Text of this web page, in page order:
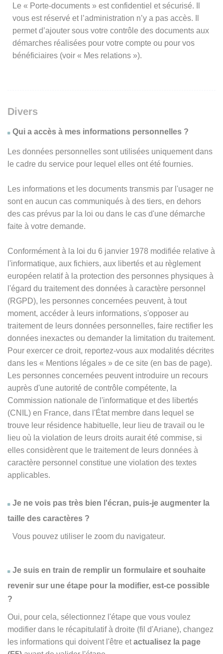
Le « Porte-documents » est confidentiel et sécurisé. Il
vous est réservé et l’administration n’y a pas accès. Il
permet d’ajouter sous votre contrôle des documents aux
démarches réalisées pour votre compte ou pour vos
bénéficiaires (voir « Mes relations »).
Divers
Qui a accès à mes informations personnelles ?
Les données personnelles sont utilisées uniquement dans
le cadre du service pour lequel elles ont été fournies.
Les informations et les documents transmis par l'usager ne
sont en aucun cas communiqués à des tiers, en dehors
des cas prévus par la loi ou dans le cas d'une démarche
faite à votre demande.
Conformément à la loi du 6 janvier 1978 modifiée relative à
l'informatique, aux fichiers, aux libertés et au règlement
européen relatif à la protection des personnes physiques à
l'égard du traitement des données à caractère personnel
(RGPD), les personnes concernées peuvent, à tout
moment, accéder à leurs informations, s'opposer au
traitement de leurs données personnelles, faire rectifier les
données inexactes ou demander la limitation du traitement.
Pour exercer ce droit, reportez-vous aux modalités décrites
dans les « Mentions légales » de ce site (en bas de page).
Les personnes concernées peuvent introduire un recours
auprès d'une autorité de contrôle compétente, la
Commission nationale de l'informatique et des libertés
(CNIL) en France, dans l'État membre dans lequel se
trouve leur résidence habituelle, leur lieu de travail ou le
lieu où la violation de leurs droits aurait été commise, si
elles considèrent que le traitement de leurs données à
caractère personnel constitue une violation des textes
applicables.
Je ne vois pas très bien l'écran, puis-je augmenter la
taille des caractères ?
Vous pouvez utiliser le zoom du navigateur.
Je suis en train de remplir un formulaire et souhaite
revenir sur une étape pour la modifier, est-ce possible
?
Oui, pour cela, sélectionnez l'étape que vous voulez
modifier dans le récapitulatif à droite (fil d'Ariane), changez
les informations qui doivent l'être etactualisez la page